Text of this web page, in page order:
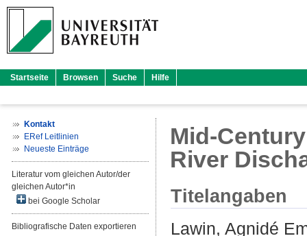
Startseite Browsen Suche Hilfe
Kontakt
ERef Leitlinien
Neueste Einträge
Literatur vom gleichen Autor/der
gleichen Autor*in
bei Google Scholar
Bibliografische Daten exportieren
Mid-
River
Titelangaben
Lawin, Agnidé